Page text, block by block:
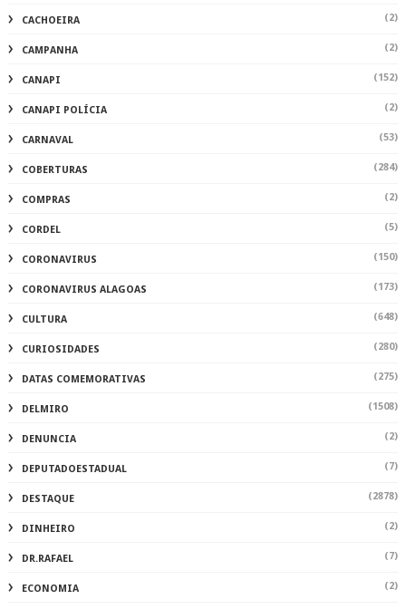
CACHOEIRA (2)
CAMPANHA (2)
CANAPI (152)
CANAPI POLÍCIA (2)
CARNAVAL (53)
COBERTURAS (284)
COMPRAS (2)
CORDEL (5)
CORONAVIRUS (150)
CORONAVIRUS ALAGOAS (173)
CULTURA (648)
CURIOSIDADES (280)
DATAS COMEMORATIVAS (275)
DELMIRO (1508)
DENUNCIA (2)
DEPUTADOESTADUAL (7)
DESTAQUE (2878)
DINHEIRO (2)
DR.RAFAEL (7)
ECONOMIA (2)